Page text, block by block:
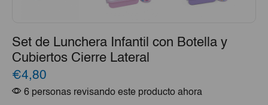
Set de Lunchera Infantil con Botella y
Cubiertos Cierre Lateral
€4,80
6 personas revisando este producto ahora